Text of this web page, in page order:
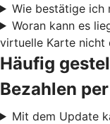
Wie bestätige ich
Woran kann es
virtuelle Karte nicht
Häufig
Bezahlen
Mit dem Update